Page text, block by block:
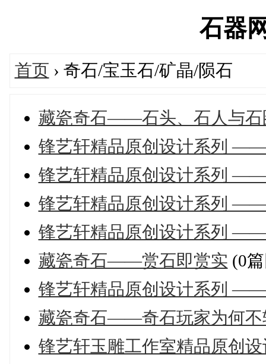
石器
首页 › 奇石/宝玉石/矿晶/陨石
藏瓷奇石——石头、石人与石
锋艺轩精品原创设计系列
锋艺轩精品原创设计系列
锋艺轩精品原创设计系列
锋艺轩精品原创设计系列
藏瓷奇石——赏石即赏实 (0
锋艺轩精品原创设计系列
藏瓷奇石——奇石玩家为何不
锋艺轩玉雕工作室精品原创